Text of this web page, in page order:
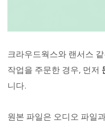
크라우드웍스와 랜서스
작업을 주문한 경우, 먼저
니다.
원본 파일은 오디오 파일